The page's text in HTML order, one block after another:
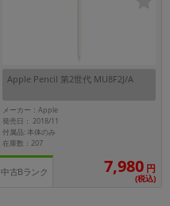
Apple Pencil 第2世代 MU8F2J/A
メーカー：Apple
発売日： 2018/11
付属品: 本体のみ
在庫数：207
中古Bランク 7,980 円
(税込)